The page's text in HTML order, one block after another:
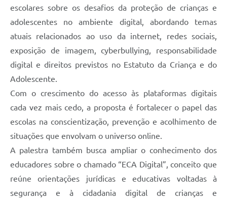
escolares sobre os desafios da proteção de crianças e
adolescentes no ambiente digital, abordando temas
atuais relacionados ao uso da internet, redes sociais,
exposição de imagem, cyberbullying, responsabilidade
digital e direitos previstos no Estatuto da Criança e do
Adolescente.
Com o crescimento do acesso às plataformas digitais
cada vez mais cedo, a proposta é fortalecer o papel das
escolas na conscientização, prevenção e acolhimento de
situações que envolvam o universo online.
A palestra também busca ampliar o conhecimento dos
educadores sobre o chamado “ECA Digital”, conceito que
reúne orientações jurídicas e educativas voltadas à
segurança e à cidadania digital de crianças e